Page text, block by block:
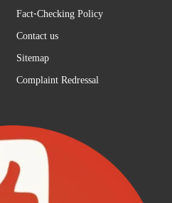
Fact-Checking Policy
Contact us
Sitemap
Complaint Redressal